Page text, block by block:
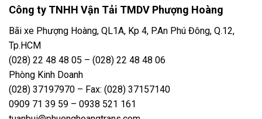
Công ty TNHH Vận Tải TMDV Phượng Hoàng
Bãi xe Phượng Hoàng, QL1A, Kp 4, P.An Phú Đông, Q.12,
Tp.HCM
(028) 22 48 48 05 – (028) 22 48 48 06
Phòng Kinh Doanh
(028) 37197970 – Fax: (028) 37157140
0909 71 39 59 – 0938 521 161